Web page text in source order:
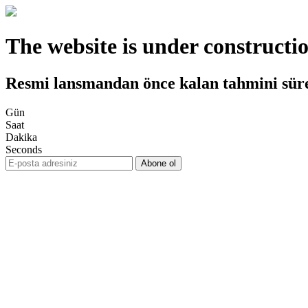
The website is under
Resmi lansmandan önce kalan tahmini
Gün
Saat
Dakika
Seconds